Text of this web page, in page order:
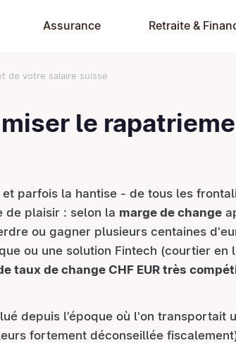
Assurance Retraite &
de votre salaire suisse
le
parfois la hantise - de tous les
de plaisir : selon la marge de change
ou gagner plusieurs centaines
ou une solution Fintech (courtier en
taux de change CHF EUR très
depuis l’époque où l'on transportait
fortement déconseillée